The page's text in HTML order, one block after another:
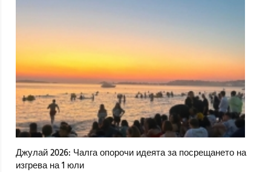
Джулай 2026: Чалга опорочи идеята за посрещането на
изгрева на 1 юли